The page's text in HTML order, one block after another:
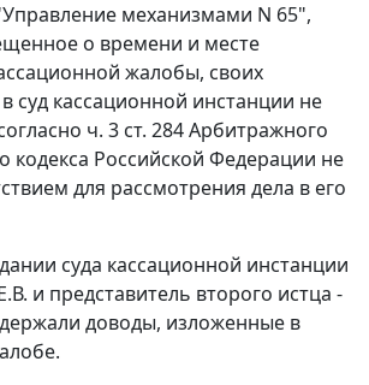
механизмами N 65",
о времени и месте
жалобы, своих
суд кассационной инстанции не
ч. 3 ст. 284Арбитражного
кодекса Российской Федерации не
для рассмотрения дела в его
суда кассационной инстанции
и представитель второго истца -
доводы, изложенные в